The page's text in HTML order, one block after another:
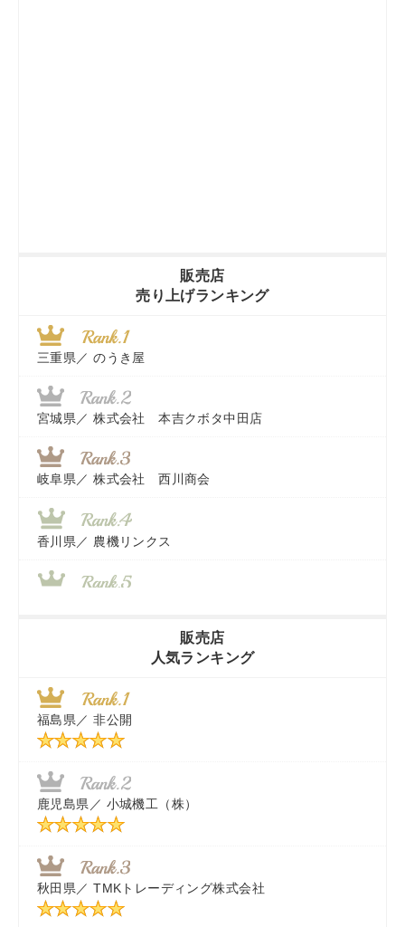
販売店
売り上げランキング
三重県／ のうき屋
宮城県／ 株式会社 本吉クボタ中田店
岐阜県／ 株式会社 西川商会
香川県／ 農機リンクス
近江商事合同会社：「茨城中古農建機販売」
千葉県／ 株式会社テクノ・タカ
福岡県／株式会社カドワキ機械（旧ナカガワ農機商会）
東京都／
秋田県／ TMKトレーディング株式会社
販売店
人気ランキング
福島県／ 非公開
鹿児島県／ 小城機工（株）
秋田県／ TMKトレーディング株式会社